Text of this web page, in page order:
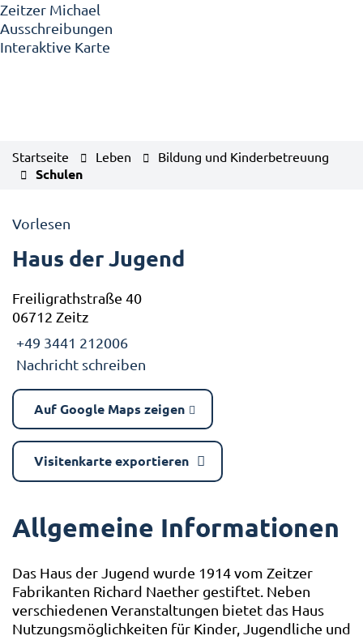
Zeitzer Michael
Ausschreibungen
Interaktive Karte
Startseite Leben Bildung und Kinderbetreuung
Schulen
Vorlesen
Haus der Jugend
Freiligrathstraße 40
06712 Zeitz
+49 3441 212006
Nachricht schreiben
Auf Google Maps zeigen
Visitenkarte exportieren
Allgemeine Informationen
Das Haus der Jugend wurde 1914 vom Zeitzer
Fabrikanten Richard Naether gestiftet. Neben
verschiedenen Veranstaltungen bietet das Haus
Nutzungsmöglichkeiten für Kinder, Jugendliche und